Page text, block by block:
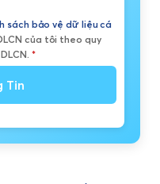
sách bảo vệ dữ liệu cá
của tôi theo quy
*
Tin